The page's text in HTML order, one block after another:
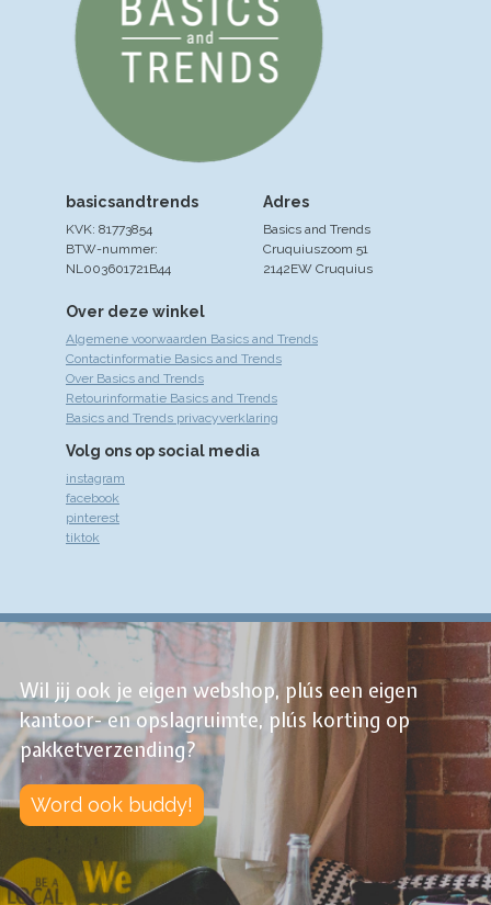
Over deze winkel
Algemene voorwaarden Basics and Trends
Contactinformatie Basics and Trends
Over Basics and Trends
Retourinformatie Basics and Trends
Basics and Trends privacyverklaring
Volg ons op social media
instagram
facebook
pinterest
tiktok
Adres
Basics and Trends
Cruquiuszoom 51
2142EW Cruquius
basicsandtrends
KVK: 81773854
BTW-nummer:
NL003601721B44
Wil jij ook je eigen webshop, plús een eigen
kantoor- en opslagruimte, plús korting op
pakketverzending?
Word ook buddy!